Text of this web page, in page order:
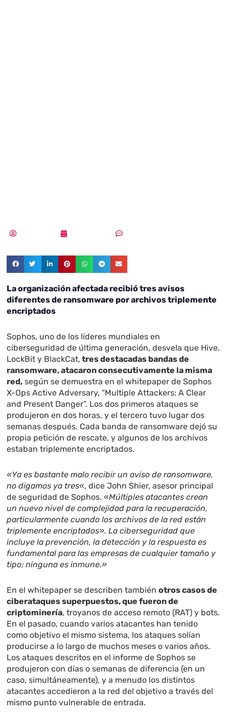
La organización afectada recibió tres avisos
diferentes de ransomware por archivos triplemente
encriptados
Sophos, uno de los líderes mundiales en
ciberseguridad de última generación, desvela que Hive,
LockBit y BlackCat, tres destacadas bandas de
ransomware, atacaron consecutivamente la misma
red, según se demuestra en el whitepaper de Sophos
X-Ops Active Adversary, “Multiple Attackers: A Clear
and Present Danger”. Los dos primeros ataques se
produjeron en dos horas, y el tercero tuvo lugar dos
semanas después. Cada banda de ransomware dejó su
propia petición de rescate, y algunos de los archivos
estaban triplemente encriptados.
«Ya es bastante malo recibir un aviso de ransomware,
no digamos ya tres«, dice John Shier, asesor principal
de seguridad de Sophos. «Múltiples atacantes crean
un nuevo nivel de complejidad para la recuperación,
particularmente cuando los archivos de la red están
triplemente encriptados». La ciberseguridad que
incluye la prevención, la detección y la respuesta es
fundamental para las empresas de cualquier tamaño y
tipo; ninguna es inmune.»
En el whitepaper se describen tambiénotros casos de
ciberataques superpuestos, que fueron de
criptominería, troyanos de acceso remoto (RAT) y bots.
En el pasado, cuando varios atacantes han tenido
como objetivo el mismo sistema, los ataques solían
producirse a lo largo de muchos meses o varios años.
Los ataques descritos en el informe de Sophos se
produjeron con días o semanas de diferencia (en un
caso, simultáneamente), y a menudo los distintos
atacantes accedieron a la red del objetivo a través del
mismo punto vulnerable de entrada.